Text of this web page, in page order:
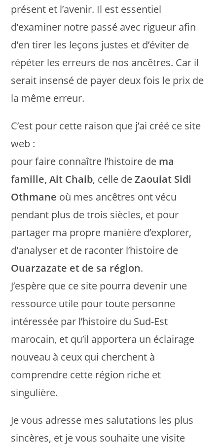
présent et l’avenir. Il est essentiel
d’examiner notre passé avec rigueur afin
d’en tirer les leçons justes et d’éviter de
répéter les erreurs de nos ancêtres. Car il
serait insensé de payer deux fois le prix de
la même erreur.
C’est pour cette raison que j’ai créé ce site
web :
pour faire connaître l’histoire de ma
famille, Ait Chaib, celle deZaouiat Sidi
Othmane où mes ancêtres ont vécu
pendant plus de trois siècles, et pour
partager ma propre manière d’explorer,
d’analyser et de raconter l’histoire de
Ouarzazate et de sa région.
J’espère que ce site pourra devenir une
ressource utile pour toute personne
intéressée par l’histoire du Sud-Est
marocain, et qu’il apportera un éclairage
nouveau à ceux qui cherchent à
comprendre cette région riche et
singulière.
Je vous adresse mes salutations les plus
sincères, et je vous souhaite une visite